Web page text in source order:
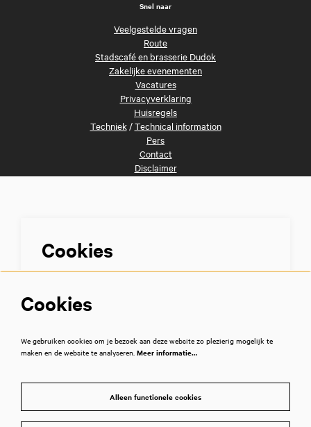
Cookies
media. Om deze te kunnen zien, moet je toestemming geven tot het
plaatsen van cookies.
Alleen functionele cookies
Minimale cookies
Snel naar
Veelgestelde vragen
Route
Stadscafé en brasserie Dudok
Zakelijke evenementen
Vacatures
Privacyverklaring
Huisregels
Techniek/Technical information
Pers
Contact
Disclaimer
Cookies
We gebruiken cookies om je bezoek aan deze website zo plezierig mogelijk te
maken en de website te analyseren. Meer informatie…
Alleen functionele cookies